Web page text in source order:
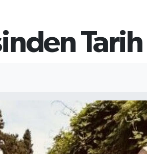
Tarih